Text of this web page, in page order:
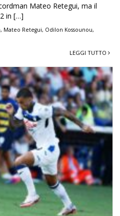
Mateo Retegui, ma il
in […]
, Mateo Retegui, Odilon Kossounou,
LEGGI TUTTO